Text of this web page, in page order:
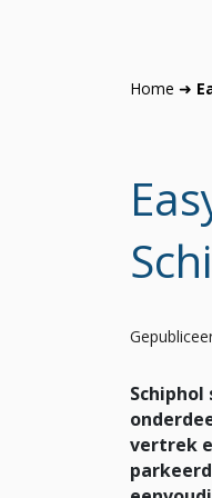
Home ➜
vertrek